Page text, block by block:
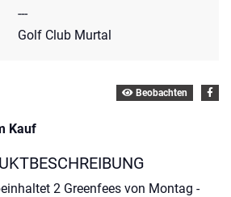
---
Golf Club Murtal
Beobachten
Kauf
2 Greenfees von Montag -